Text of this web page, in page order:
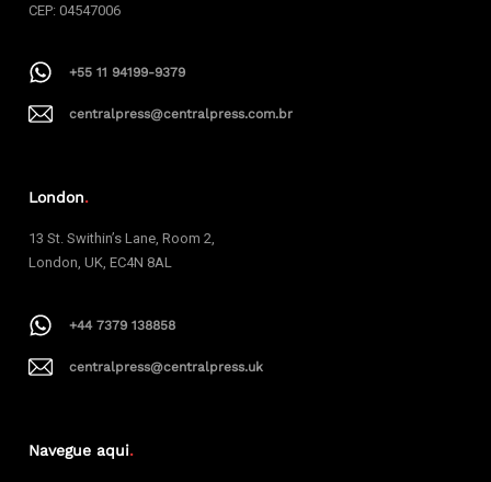
CEP: 04547006
+55 11 94199-9379
centralpress@centralpress.com.br
London.
13 St. Swithin’s Lane, Room 2,
London, UK, EC4N 8AL
+44 7379 138858
centralpress@centralpress.uk
Navegue aqui.